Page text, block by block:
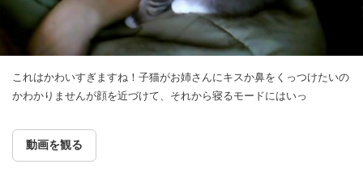
これはかわいすぎますね！子猫がお姉さんにキスか鼻をくっつけたいの
かわかりませんが顔を近づけて、それから寝るモードにはいっ
動画を観る